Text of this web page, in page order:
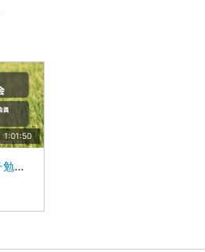
1:01:50
第138回農楽マッチ勉強会:NPO法事農産物加工協会 福永 直美 氏